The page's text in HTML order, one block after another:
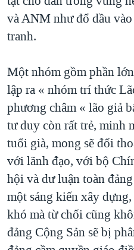
và ANM như đổ dầu
tranh.
Một nhóm gồm phần
lập ra « nhóm trí thức
phương châm « lão giả
tư duy còn rất trẻ, minh
tuổi già, mong sẽ đối
với lãnh đạo, với bộ
hội và dư luận toàn
một sáng kiến xây
khó mà từ chối cũng
đảng Cộng Sản sẽ bị